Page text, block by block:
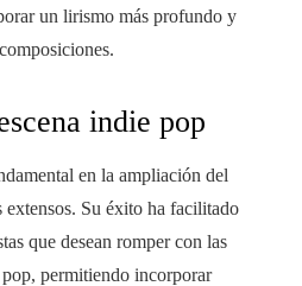
un lirismo más profundo y
indie pop
en la ampliación del
Su éxito ha facilitado
que desean romper con las
permitiendo incorporar